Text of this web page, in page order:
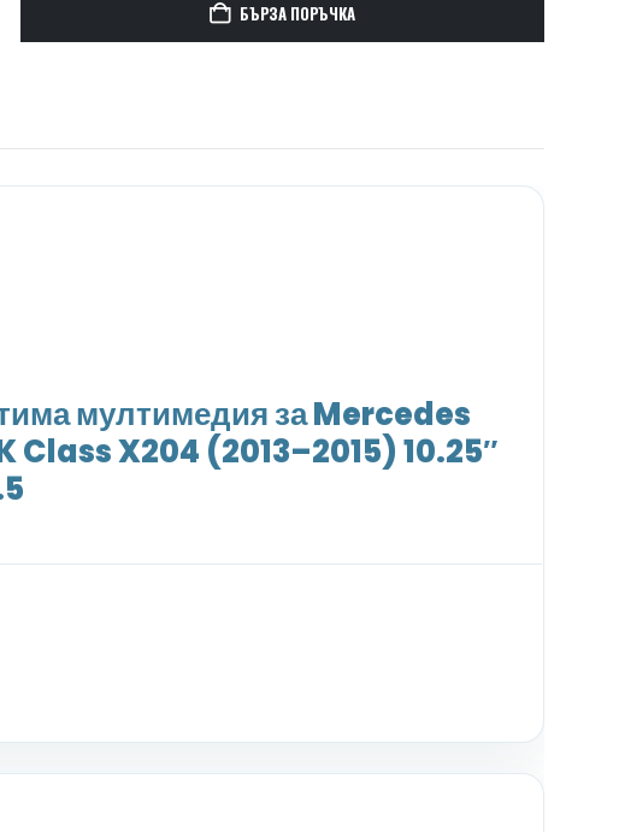
БЪРЗА ПОРЪЧКА
мултимедия за Mercedes
Class X204 (2013–2015) 10.25″